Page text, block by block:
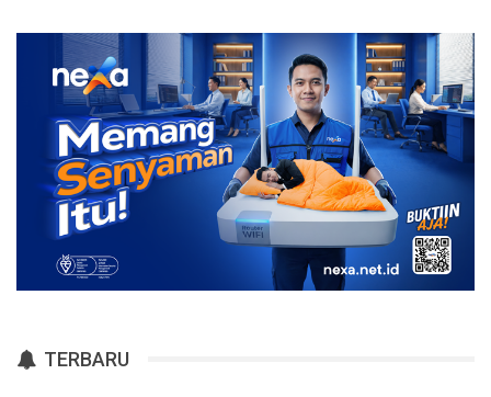
TERBARU